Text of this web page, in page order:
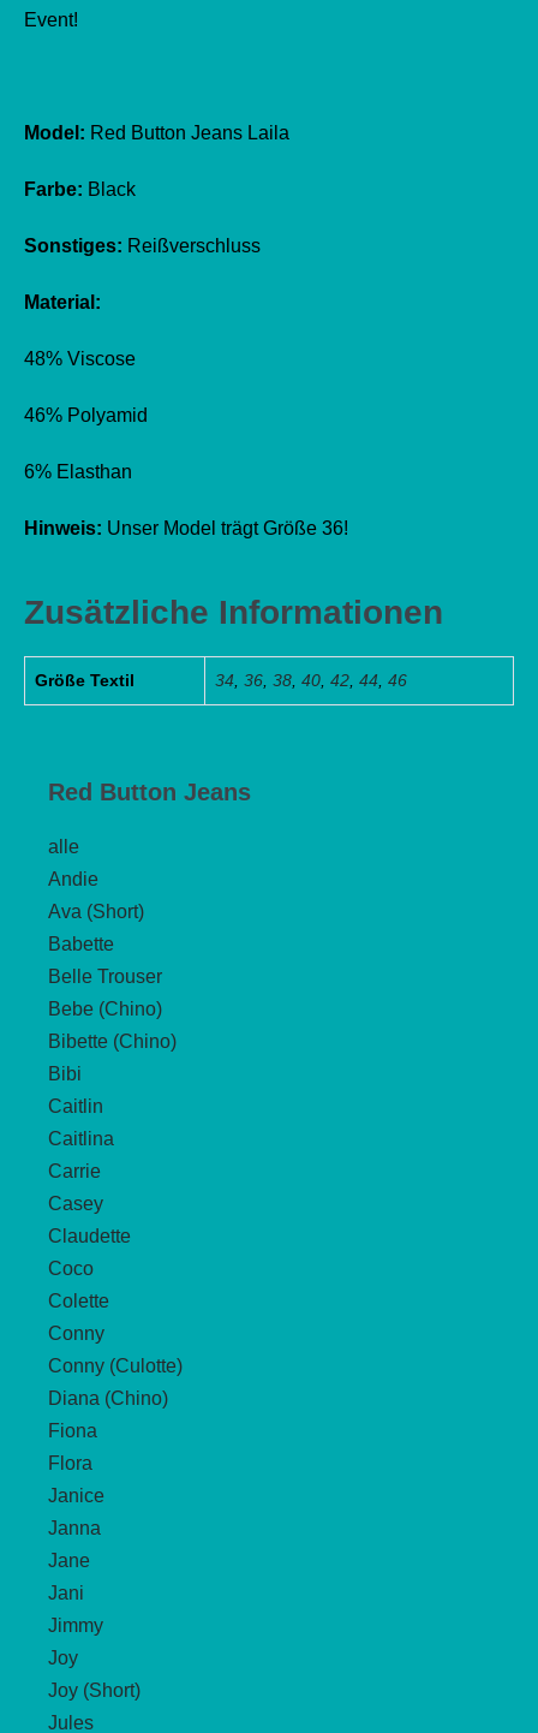
Event!
Model: Red Button Jeans Laila
Farbe: Black
Sonstiges: Reißverschluss
Material:
48% Viscose
46% Polyamid
6% Elasthan
Hinweis: Unser Model trägt Größe 36!
Zusätzliche Informationen
Größe Textil 34 36 38 40 42 44 46
Red Button Jeans
alle
Andie
Ava (Short)
Babette
Belle Trouser
Bebe (Chino)
Bibette (Chino)
Bibi
Caitlin
Caitlina
Carrie
Casey
Claudette
Coco
Colette
Conny
Conny (Culotte)
Diana (Chino)
Fiona
Flora
Janice
Janna
Jane
Jani
Jimmy
Joy
Joy (Short)
Jules